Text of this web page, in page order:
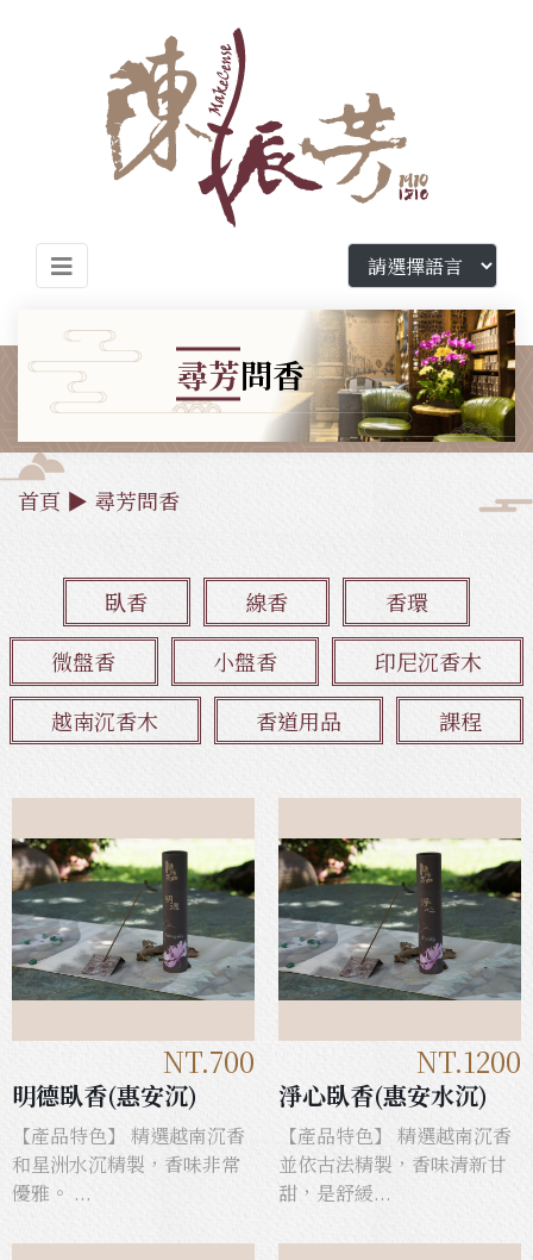
尋芳問香
首頁 ▶ 尋芳問香
臥香 線香
香環
微盤香
小盤香
印尼沉香木
越南沉香木
香道用品 課程
NT.700
明德臥香(惠安沉)
【產品特色】 精選越南沉香
和星洲水沉精製，香味非常
優雅。 ...
NT.1200
淨心臥香(惠安水沉)
【產品特色】 精選越南沉香
並依古法精製，香味清新甘
甜，是舒緩...